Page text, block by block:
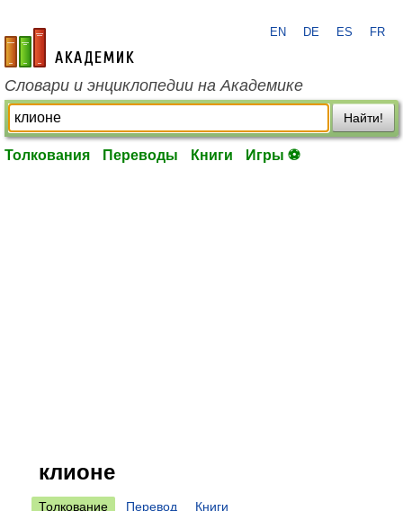
academic.ru
EN DE ES FR
Словари и энциклопедии на Академике
Найти!
Толкования Переводы Книги Игры ⚽
клионе
Толкование Перевод Книги